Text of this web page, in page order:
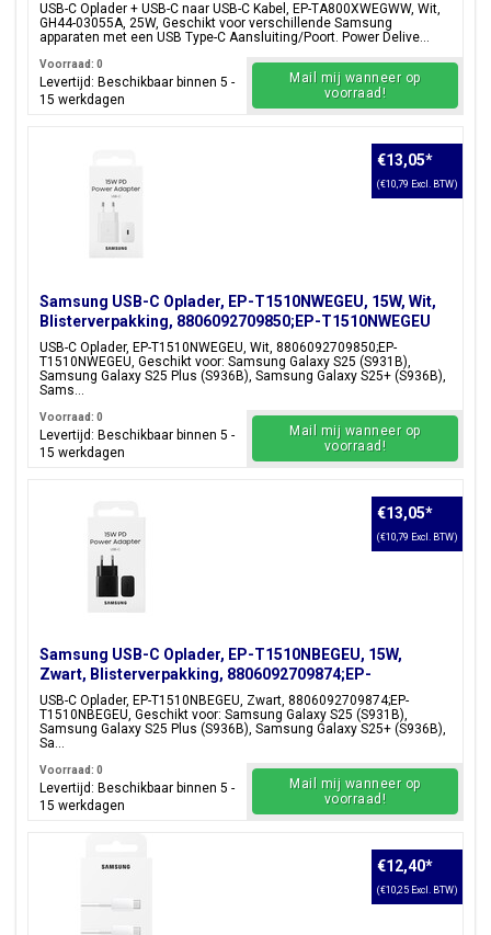
USB-C Oplader + USB-C naar USB-C Kabel, EP-TA800XWEGWW, Wit,
GH44-03055A, 25W, Geschikt voor verschillende Samsung
apparaten met een USB Type-C Aansluiting/Poort. Power Delive...
Voorraad: 0
Levertijd: Beschikbaar binnen 5 -
15 werkdagen
Mail mij wanneer op
voorraad!
Samsung USB-C Oplader, EP-T1510NWEGEU, 15W, Wit,
Blisterverpakking, 8806092709850;EP-T1510NWEGEU
USB-C Oplader, EP-T1510NWEGEU, Wit, 8806092709850;EP-
T1510NWEGEU, Geschikt voor: Samsung Galaxy S25 (S931B),
Samsung Galaxy S25 Plus (S936B), Samsung Galaxy S25+ (S936B),
Sams...
€13,05*
(€10,79 Excl. BTW)
Voorraad: 0
Levertijd: Beschikbaar binnen 5 -
15 werkdagen
Mail mij wanneer op
voorraad!
Samsung USB-C Oplader, EP-T1510NBEGEU, 15W,
Zwart, Blisterverpakking, 8806092709874;EP-
T1510NBEGEU
USB-C Oplader, EP-T1510NBEGEU, Zwart, 8806092709874;EP-
T1510NBEGEU, Geschikt voor: Samsung Galaxy S25 (S931B),
Samsung Galaxy S25 Plus (S936B), Samsung Galaxy S25+ (S936B),
Sa...
€13,05*
(€10,79 Excl. BTW)
Voorraad: 0
Levertijd: Beschikbaar binnen 5 -
15 werkdagen
Mail mij wanneer op
voorraad!
€12,40*
(€10,25 Excl. BTW)